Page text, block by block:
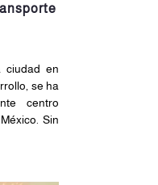
ciudad en
se ha
centro
Sin